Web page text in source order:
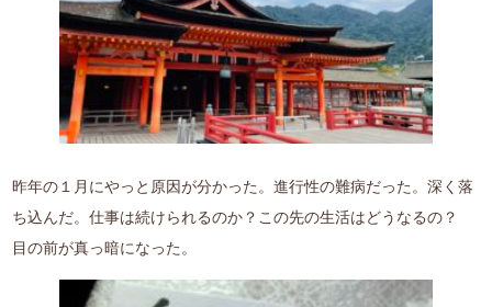
昨年の１月にやっと原因が分かった。進行性の難病だった。深く落
ち込んだ。仕事は続けられるのか？この先の生活はどうなるの？
目の前が真っ暗になった。